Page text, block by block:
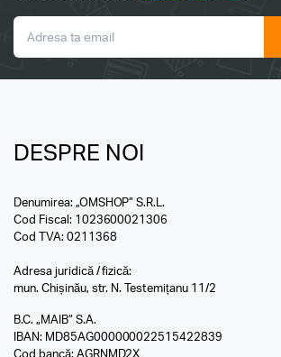
DESPRE NOI
Denumirea: „OMSHOP” S.R.L.
Cod Fiscal: 1023600021306
Cod TVA: 0211368
Adresa juridică / fizică:
mun. Chișinău, str. N. Testemițanu 11/2
B.C. „MAIB” S.A.
IBAN: MD85AG000000022515422839